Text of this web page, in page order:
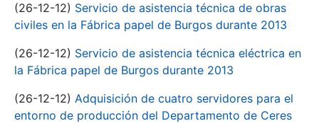
(26-12-12) Servicio de asistencia técnica de obras
civiles en la Fábrica papel de Burgos durante 2013
(26-12-12) Servicio de asistencia técnica eléctrica en
la Fábrica papel de Burgos durante 2013
(26-12-12) Adquisición de cuatro servidores para el
entorno de producción del Departamento de Ceres